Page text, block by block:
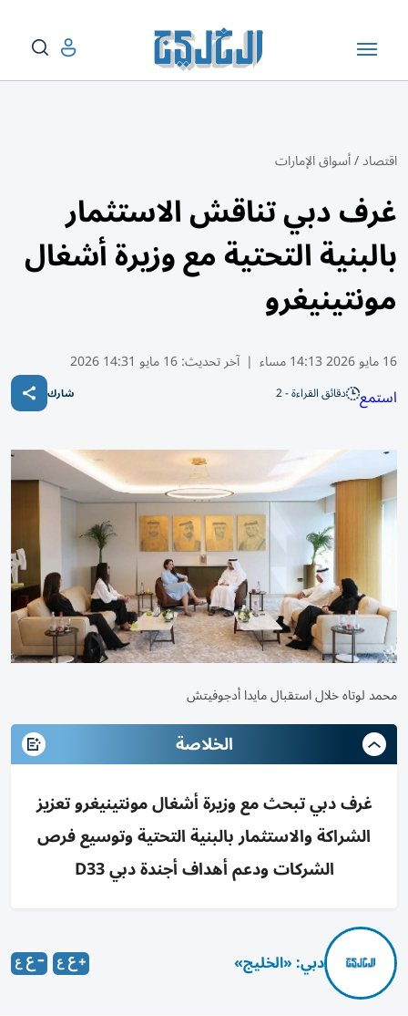
اقتصاد/أسواق الإمارات
غرف دبي تناقش الاستثمار
بالبنية التحتية مع وزيرة أشغال
مونتينيغرو
16 مايو 2026 14:13 مساء | آخر تحديث:16 مايو 14:31 2026
استمع دقائق القراءة - 2 شارك
محمد لوتاه خلال استقبال مايدا أدجوفيتش
الخلاصة
غرف دبي تبحث مع وزيرة أشغال مونتينيغرو تعزيز
الشراكة والاستثمار بالبنية التحتية وتوسيع فرص
الشركات ودعم أهداف أجندة دبي D33
دبي: «الخليج»